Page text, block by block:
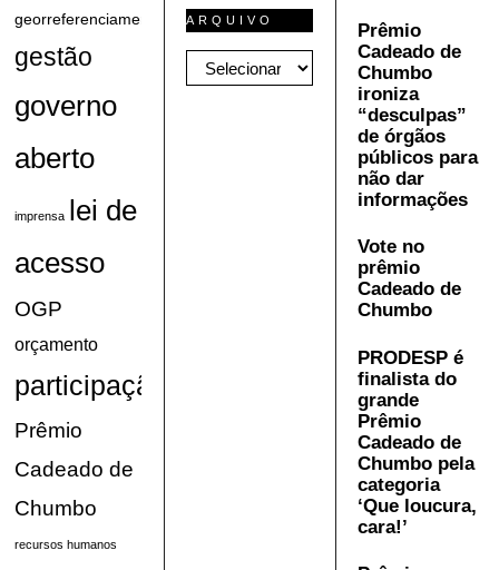
georreferenciamento
gestão
governo
aberto
imprensa lei de
acesso
OGP
orçamento
participação
Prêmio
Cadeado de
Chumbo
recursos humanos
ARQUIVO
Arquivo
Prêmio
Cadeado de
Chumbo
ironiza
“desculpas”
de órgãos
públicos para
não dar
informações
Vote no
prêmio
Cadeado de
Chumbo
PRODESP é
finalista do
grande
Prêmio
Cadeado de
Chumbo pela
categoria
‘Que loucura,
cara!’